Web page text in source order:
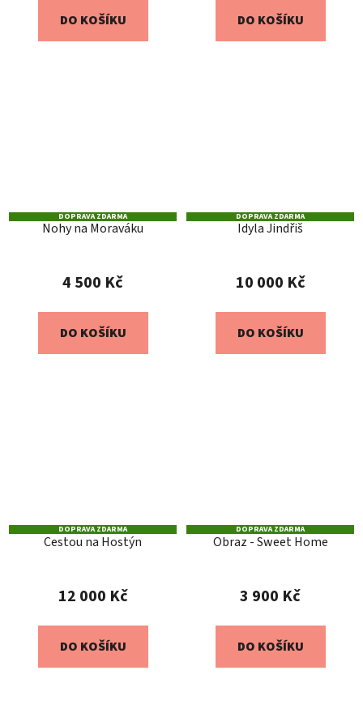
DO KOŠÍKU DO KOŠÍKU
DOPRAVA ZDARMA
Nohy na Moraváku
4 500 Kč
DO KOŠÍKU
DOPRAVA ZDARMA
Idyla Jindřiš
10 000 Kč
DO KOŠÍKU
DOPRAVA ZDARMA
Cestou na Hostýn
12 000 Kč
DO KOŠÍKU
DOPRAVA ZDARMA
Obraz - Sweet Home
3 900 Kč
DO KOŠÍKU